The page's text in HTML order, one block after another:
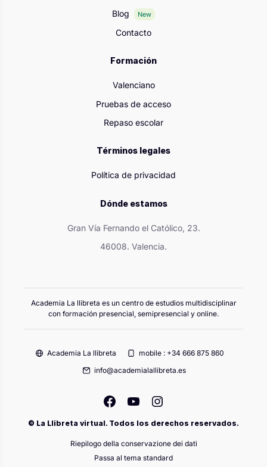
Blog
New
Contacto
Formación
Valenciano
Pruebas de acceso
Repaso escolar
Términos legales
Política de privacidad
Dónde estamos
Gran Vía Fernando el Católico, 23.
46008. Valencia.
Academia La llibreta es un centro de estudios multidisciplinar
con formación presencial, semipresencial y online.
Academia La llibreta
mobile : +34 666 875 860
info@academialallibreta.es
© La Llibreta virtual. Todos los derechos reservados.
Riepilogo della conservazione dei dati
Passa al tema standard